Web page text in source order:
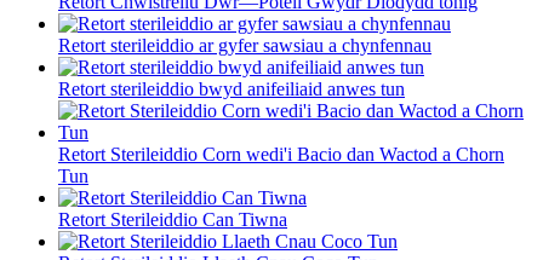
Retort sterileiddio ar gyfer sawsiau a chynfennau
Retort sterileiddio bwyd anifeiliaid anwes tun
Retort Sterileiddio Corn wedi'i Bacio dan Wactod a Chorn
Tun
Retort Sterileiddio Can Tiwna